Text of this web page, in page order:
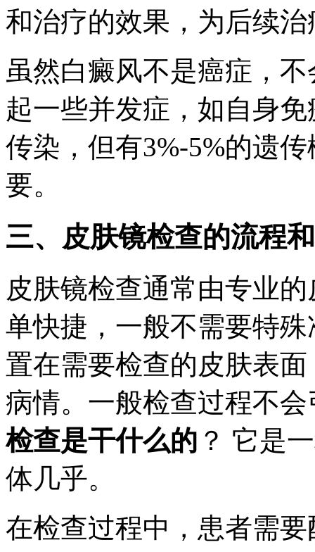
和治疗的效果，为后续
虽然白癜风不是癌症，
起一些并发症，如自身
传染，但有3%-5%的遗
要。
三、皮肤镜检查的流程
皮肤镜检查通常由专业
单快捷，一般不需要特
置在需要检查的皮肤表
病情。一般检查过程不
检查是干什么的 ？ 它是
体几乎。
在检查过程中，患者需